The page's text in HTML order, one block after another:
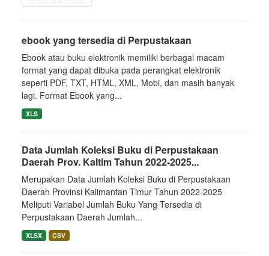
ebook yang tersedia di Perpustakaan
Ebook atau buku elektronik memiliki berbagai macam
format yang dapat dibuka pada perangkat elektronik
seperti PDF, TXT, HTML, XML, Mobi, dan masih banyak
lagi. Format Ebook yang...
XLS
Data Jumlah Koleksi Buku di Perpustakaan
Daerah Prov. Kaltim Tahun 2022-2025...
Merupakan Data Jumlah Koleksi Buku di Perpustakaan
Daerah Provinsi Kalimantan Timur Tahun 2022-2025
Meliputi Variabel Jumlah Buku Yang Tersedia di
Perpustakaan Daerah Jumlah...
XLSX CSV